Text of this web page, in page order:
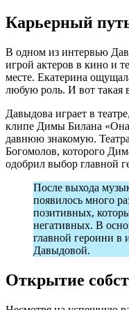
Карьерный
В одном из интервью
игрой актеров в кино и
месте. Екатерина
любую роль. И вот такая
Давыдова играет в
клипе Димы Билана «Она
давнюю знакомую.
Богомолов, которого
одобрил выбор главной
После выхода
появилось много
позитивных,
негативных. В
главной героини в
Давыдовой.
Открытие